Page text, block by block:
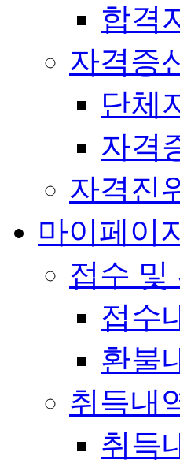
합격
자격증
단체
자격
자격진
마이페이
접수 및
접수
환불
취득내
취득